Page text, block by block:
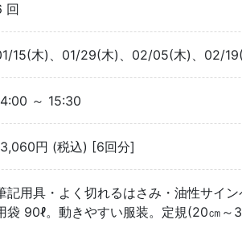
回
15(木)、01/29(木)、02/05(木)、02/
～ 15:30
円 (税込) [6回分]
記用具・よく切れるはさみ・油性サイ
袋 90ℓ。動きやすい服装。定規(20㎝～